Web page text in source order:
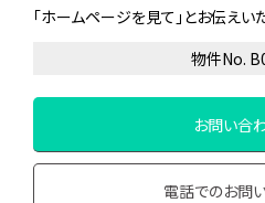
「ホームページを見て」とお伝えい
物件No.
お問い合
電話でのお問